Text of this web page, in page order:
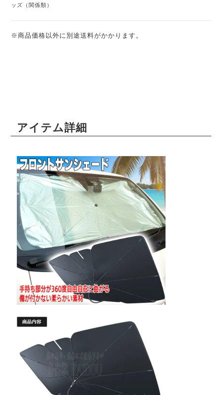
ッズ（関係類）
※商品価格以外に別途送料がかかります。
アイテム詳細